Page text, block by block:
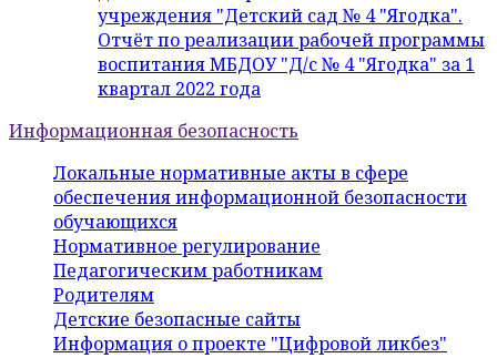
учреждения "Детский сад № 4 "Ягодка".
Отчёт по реализации рабочей программы
воспитания МБДОУ "Д/с № 4 "Ягодка" за 1
квартал 2022 года
Информационная безопасность
Локальные нормативные акты в сфере
обеспечения информационной безопасности
обучающихся
Нормативное регулирование
Педагогическим работникам
Родителям
Детские безопасные сайты
Информация о проекте "Цифровой ликбез"